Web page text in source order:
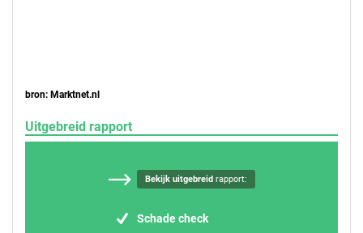
bron: Marktnet.nl
Uitgebreid rapport
Bekijk uitgebreidrapport:
Schade check